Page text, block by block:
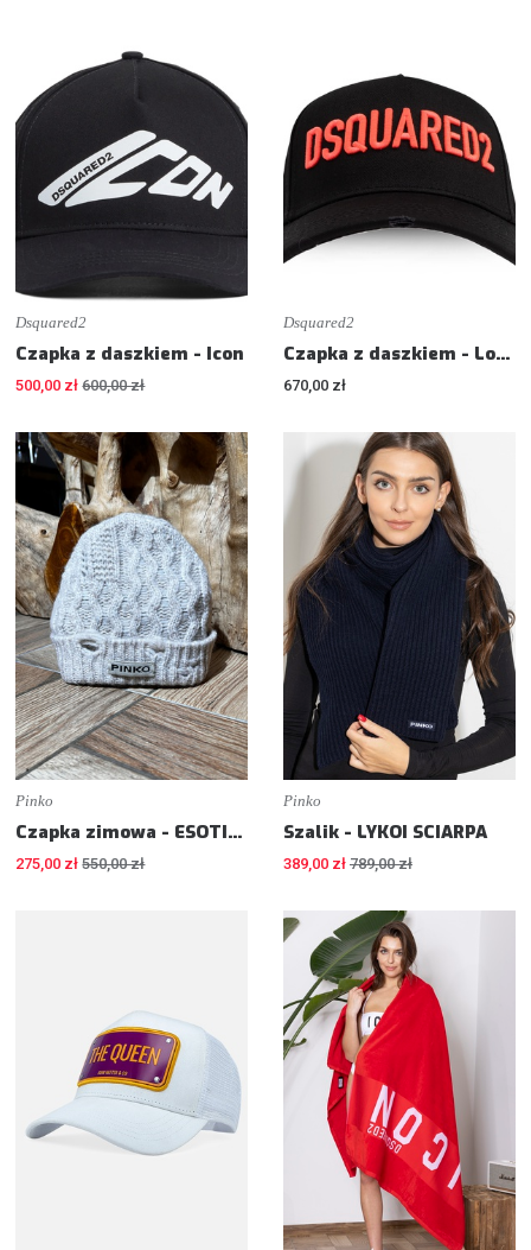
Dsquared2
Czapka z daszkiem - Icon
500,00 zł 600,00 zł
Dsquared2
Czapka z daszkiem - Logo- patch
670,00 zł
Pinko
Czapka zimowa - ESOTICO CUFFIA
275,00 zł 550,00 zł
Pinko
Szalik - LYKOI SCIARPA
389,00 zł 789,00 zł